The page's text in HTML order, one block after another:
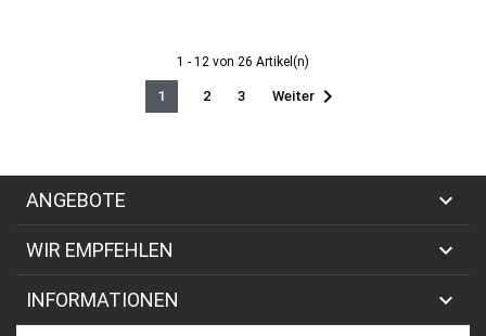
1 - 12 von 26 Artikel(n)
1 2 3 Weiter
ANGEBOTE 
WIR EMPFEHLEN 
INFORMATIONEN 